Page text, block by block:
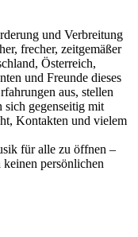
und Verbreitung
frecher, zeitgemäßer
Österreich,
und Freunde dieses
aus, stellen
sich gegenseitig mit
Kontakten und vielem
für alle zu öffnen –
persönlichen